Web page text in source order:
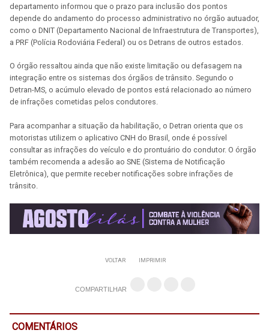
departamento informou que o prazo para inclusão dos pontos
depende do andamento do processo administrativo no órgão autuador,
como o DNIT (Departamento Nacional de Infraestrutura de Transportes),
a PRF (Polícia Rodoviária Federal) ou os Detrans de outros estados.
O órgão ressaltou ainda que não existe limitação ou defasagem na
integração entre os sistemas dos órgãos de trânsito. Segundo o
Detran-MS, o acúmulo elevado de pontos está relacionado ao número
de infrações cometidas pelos condutores.
Para acompanhar a situação da habilitação, o Detran orienta que os
motoristas utilizem o aplicativo CNH do Brasil, onde é possível
consultar as infrações do veículo e do prontuário do condutor. O órgão
também recomenda a adesão ao SNE (Sistema de Notificação
Eletrônica), que permite receber notificações sobre infrações de
trânsito.
VOLTAR IMPRIMIR
COMPARTILHAR
COMENTÁRIOS